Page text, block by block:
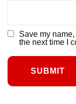
Save my
the next time I